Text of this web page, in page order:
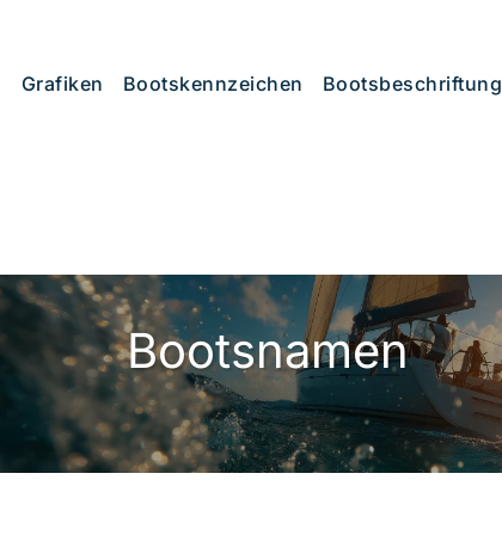
Grafiken Bootskennzeichen Bootsbeschriftung
Bootsnamen